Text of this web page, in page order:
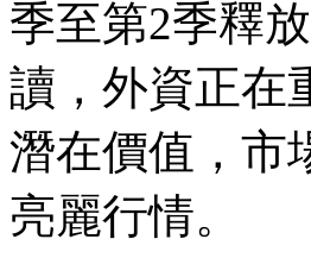
季至第2季釋
讀，外資正在
潛在價值，市
亮麗行情。